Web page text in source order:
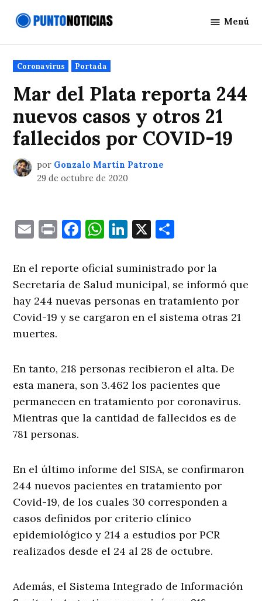
Noticias
Menú
Publicado
en
Coronavirus Portada
Mar del Plata reporta 244
nuevos casos y otros 21
fallecidos por COVID-19
por Gonzalo Martín Patrone
29 de octubre de 2020
EmailPrintFacebook
WhatsApp
LinkedIn
X
En el reporte oficial suministrado por la
Secretaría de Salud municipal, se informó que
hay 244 nuevas personas en tratamiento por
Covid-19 y se cargaron en el sistema otras 21
muertes.
En tanto, 218 personas recibieron el alta. De
esta manera, son 3.462 los pacientes que
permanecen en tratamiento por coronavirus.
Mientras que la cantidad de fallecidos es de
781 personas.
En el último informe del SISA, se confirmaron
244 nuevos pacientes en tratamiento por
Covid-19, de los cuales 30 corresponden a
casos definidos por criterio clínico
epidemiológico y 214 a estudios por PCR
realizados desde el 24 al 28 de octubre.
Además, el Sistema Integrado de Información